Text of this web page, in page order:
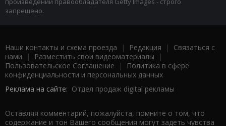
запрещено.
Наши контакты и схема проезда | Редакция | Связаться с
нами | Разместить свои видеоматериалы |
Пользовательское Соглашение |
Политика в сфере
конфиденциальности и персональных данных
Реклама на сайте: Отдел продаж digital рекламы
Оставляя комментарий, пожалуйста, помните о том, что
содержание и тон Вашего сообщения могут задеть чувства